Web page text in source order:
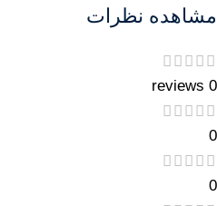
مشاهده نظرات
0 reviews
0
0